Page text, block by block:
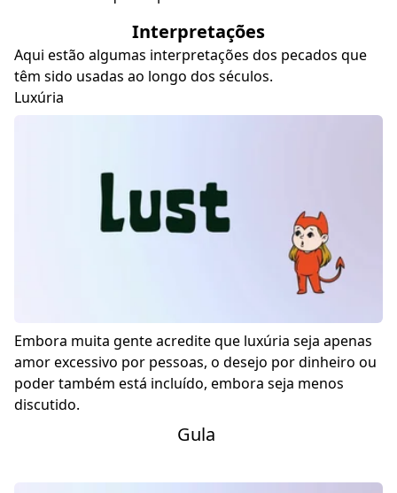
Interpretações
Aqui estão algumas interpretações dos pecados que
têm sido usadas ao longo dos séculos.
Luxúria
Embora muita gente acredite que luxúria seja apenas
amor excessivo por pessoas, o desejo por dinheiro ou
poder também está incluído, embora seja menos
discutido.
Gula